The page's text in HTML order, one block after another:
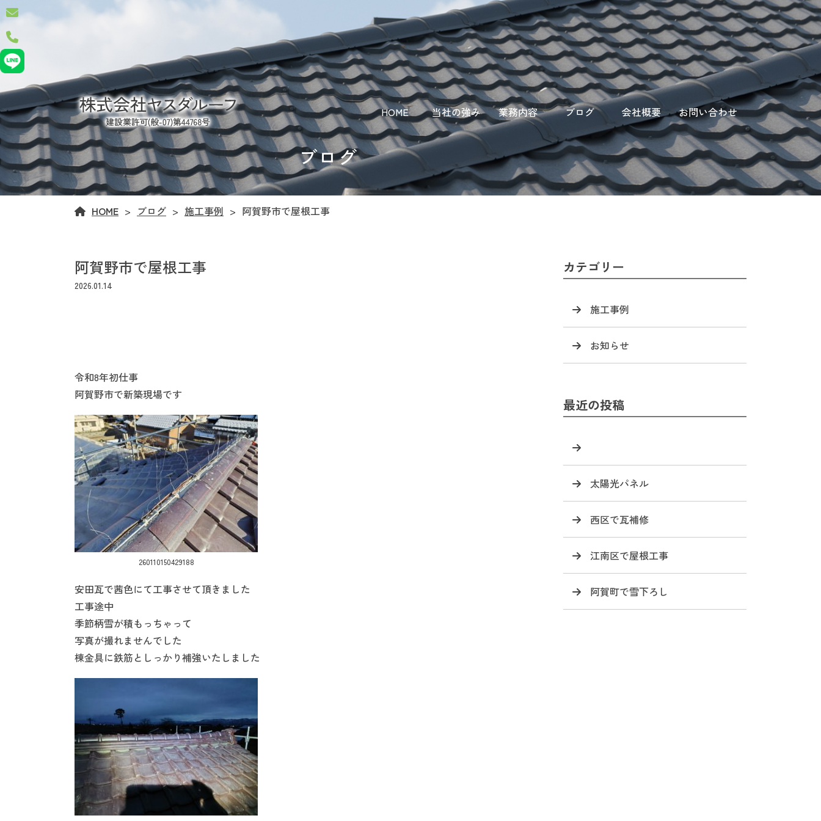
HOME 当社の強み 業務内容 ブログ 会社概要 お問い合わせ
ブログ
HOME ブログ 施工事例 阿賀野市で屋根工事
阿賀野市で屋根工事
2026.01.14
令和8年初仕事
阿賀野市で新築現場です
260110150429188
安田瓦で茜色にて工事させて頂きました
工事途中
季節柄雪が積もっちゃって
写真が撮れませんでした
棟金具に鉄筋としっかり補強いたしました
カテゴリー
施工事例
お知らせ
最近の投稿
太陽光パネル
西区で瓦補修
江南区で屋根工事
阿賀町で雪下ろし